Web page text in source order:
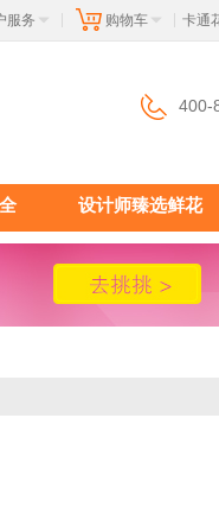
服务 购物车 卡通
400-
设计师臻选鲜花